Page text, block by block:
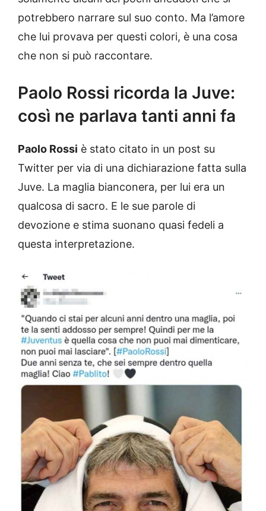
potrebbero narrare sul suo conto. Ma l’amore
che lui provava per questi colori, è una cosa
che non si può raccontare.
Paolo Rossi ricorda la Juve:
così ne parlava tanti anni fa
Paolo Rossi è stato citato in un post su
Twitter per via di una dichiarazione fatta sulla
Juve. La maglia bianconera, per lui era un
qualcosa di sacro. E le sue parole di
devozione e stima suonano quasi fedeli a
questa interpretazione.